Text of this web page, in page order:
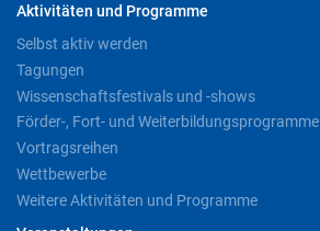
Aktivitäten und Programme
Selbst aktiv werden
Tagungen
Wissenschaftsfestivals und -shows
Förder-, Fort- und Weiterbildungsprogramme
Vortragsreihen
Wettbewerbe
Weitere Aktivitäten und Programme